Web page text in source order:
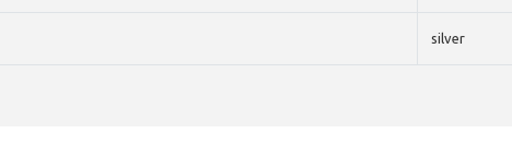
silver